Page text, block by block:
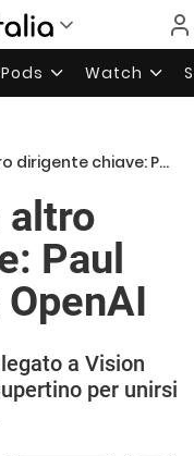
Watch
Paul Meade passa a OpenAI
altro
Paul
a Vision
per unirsi